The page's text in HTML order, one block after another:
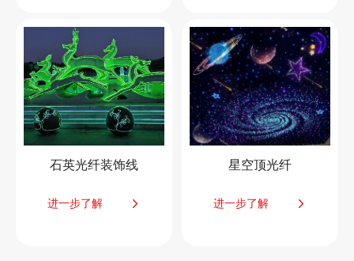
石英光纤装饰线
进一步了解
星空顶光纤
进一步了解